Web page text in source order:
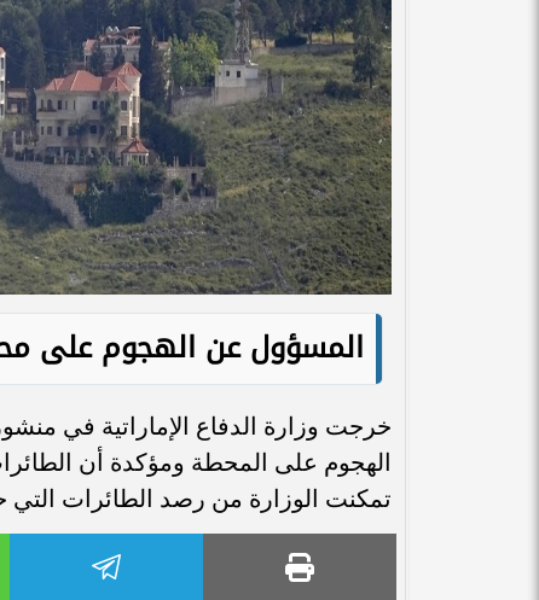
المسؤول عن الهجوم على
خرجت وزارة الدفاع الإماراتية في
الهجوم على المحطة ومؤكدة أن
تمكنت الوزارة من رصد الطائرات